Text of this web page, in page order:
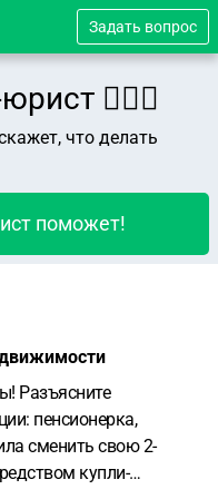
Задать вопрос
👨🏻‍⚖️
что делать
поможет!
Разъясните
пенсионерка,
сменить свою 2-
купли-